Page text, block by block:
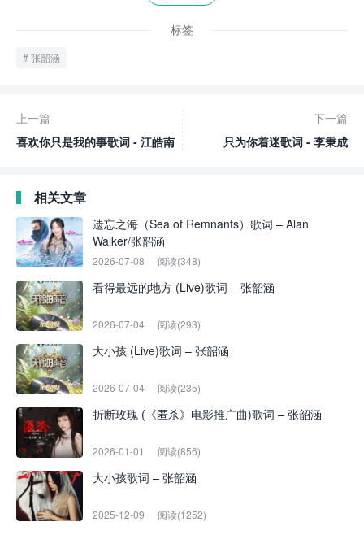
标签
张韶涵
上一篇
喜欢你只是我的事歌词 - 江皓南
下一篇
只为你着迷歌词 - 李秉成
相关文章
遗忘之海（Sea of Remnants）歌词 – Alan
Walker/张韶涵
2026-07-08 阅读(348)
看得最远的地方 (Live)歌词 – 张韶涵
2026-07-04 阅读(293)
大小孩 (Live)歌词 – 张韶涵
2026-07-04 阅读(235)
折断玫瑰 (《匿杀》电影推广曲)歌词 – 张韶涵
2026-01-01 阅读(856)
大小孩歌词 – 张韶涵
2025-12-09 阅读(1252)